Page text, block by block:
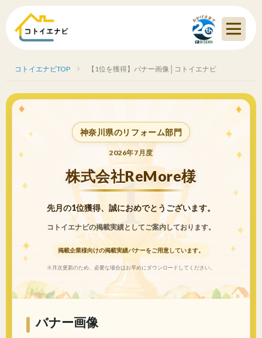
コトイエナビTOP 【1位を獲得】バナー画像│コトイエナビ
神奈川県のリフォーム部門
2026年7月度
株式会社ReMore様
先月の1位獲得、誠におめでとうございます。
コトイエナビの掲載実績としてご案内しております。
掲載企業様向けの掲載実績バナーをご用意しています。
※月次更新のため、必要な場合はお早めにダウンロードしてください。
バナー画像